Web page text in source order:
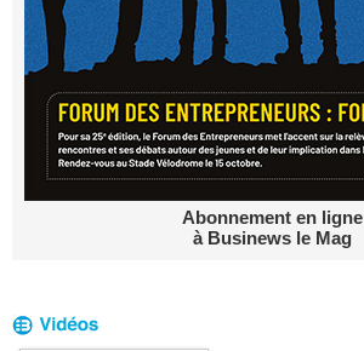
Abonnement en ligne
à Businews le Mag